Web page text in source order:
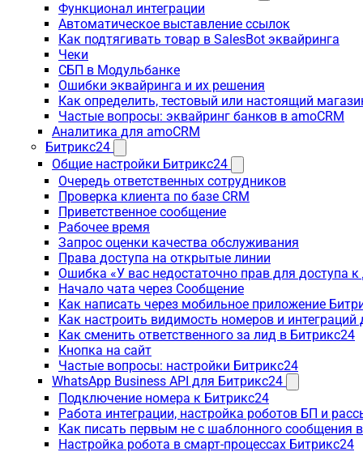
Функционал интеграции
Автоматическое выставление ссылок
Как подтягивать товар в SalesBot эквайринга
Чеки
СБП в Модульбанке
Ошибки эквайринга и их решения
Как определить, тестовый или настоящий
Частые вопросы: эквайринг банков в amoCRM
Аналитика для amoCRM
Битрикс24
Общие настройки Битрикс24
Очередь ответственных сотрудников
Проверка клиента по базе CRM
Приветственное сообщение
Рабочее время
Запрос оценки качества обслуживания
Права доступа на открытые линии
Ошибка «У вас недостаточно прав для доступа
Начало чата через Сообщение
Как написать через мобильное приложение
Как настроить видимость номеров и
Как сменить ответственного за лид в Битрикс24
Кнопка на сайт
Частые вопросы: настройки Битрикс24
WhatsApp Business API для Битрикс24
Подключение номера к Битрикс24
Работа интеграции, настройка роботов БП и
Как писать первым не с шаблонного сообщения
Настройка робота в смарт-процессах Битрикс24